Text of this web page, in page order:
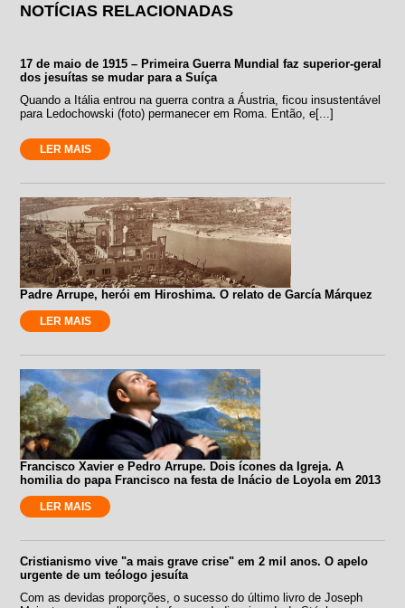
NOTÍCIAS RELACIONADAS
17 de maio de 1915 – Primeira Guerra Mundial faz superior-geral
dos jesuítas se mudar para a Suíça
Quando a Itália entrou na guerra contra a Áustria, ficou insustentável
para Ledochowski (foto) permanecer em Roma. Então, e[...]
LER MAIS
Padre Arrupe, herói em Hiroshima. O relato de García Márquez
LER MAIS
Francisco Xavier e Pedro Arrupe. Dois ícones da Igreja. A
homilia do papa Francisco na festa de Inácio de Loyola em 2013
LER MAIS
Cristianismo vive "a mais grave crise" em 2 mil anos. O apelo
urgente de um teólogo jesuíta
Com as devidas proporções, o sucesso do último livro de Joseph